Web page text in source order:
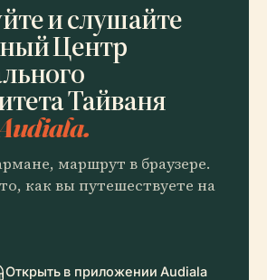
и слушайте
Центр
Тайваня
маршрут в браузере.
как вы путешествуете на
Открыть в приложении Audiala